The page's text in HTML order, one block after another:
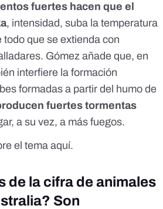
fuertes hacen que el
, intensidad, suba la temperatura
todo que se extienda con
Gómez añade que, en
interfiere la formación
formadas a partir del humo de
fuertes tormentas
a su vez, a más fuegos.
el tema aquí.
de la cifra de animales
Son